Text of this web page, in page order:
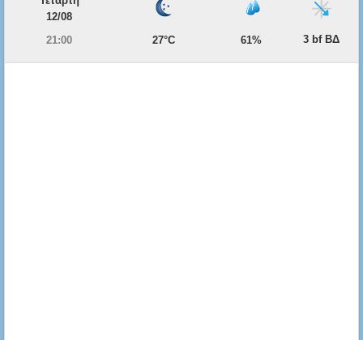
12/08
21:00
27°C 61% 3 bf ΒΔ